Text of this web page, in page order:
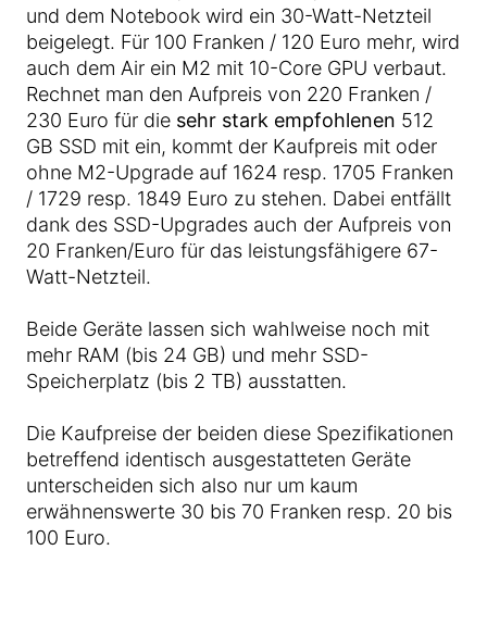
und dem Notebook wird ein 30-Watt-Netzteil
beigelegt. Für 100 Franken / 120 Euro mehr, wird
auch dem Air ein M2 mit 10-Core GPU verbaut.
Rechnet man den Aufpreis von 220 Franken /
230 Euro für die sehr stark empfohlenen 512
GB SSD mit ein, kommt der Kaufpreis mit oder
ohne M2-Upgrade auf 1624 resp. 1705 Franken
/ 1729 resp. 1849 Euro zu stehen. Dabei entfällt
dank des SSD-Upgrades auch der Aufpreis von
20 Franken/Euro für das leistungsfähigere 67-
Watt-Netzteil.
Beide Geräte lassen sich wahlweise noch mit
mehr RAM (bis 24 GB) und mehr SSD-
Speicherplatz (bis 2 TB) ausstatten.
Die Kaufpreise der beiden diese Spezifikationen
betreffend identisch ausgestatteten Geräte
unterscheiden sich also nur um kaum
erwähnenswerte 30 bis 70 Franken resp. 20 bis
100 Euro.